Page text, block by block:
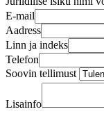
E-mail
Aadress
Linn ja indeks
Telefon
Soovin tellimust
Lisainfo